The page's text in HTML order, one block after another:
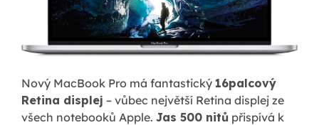
Nový MacBook Pro má fantastický 16palcový
Retina displej – vůbec největší Retina displej ze
všech notebooků Apple. Jas 500 nitů přispívá k